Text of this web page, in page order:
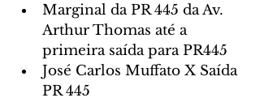
Marginal da PR 445 da Av.
Arthur Thomas até a
primeira saída para PR445
José Carlos Muffato X Saída
PR 445